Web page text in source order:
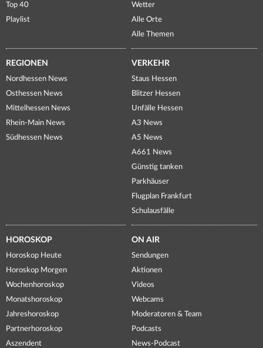
Top 40
Playlist
Wetter
Alle Orte
Alle Themen
REGIONEN
Nordhessen News
Osthessen News
Mittelhessen News
Rhein-Main News
Südhessen News
VERKEHR
Staus Hessen
Blitzer Hessen
Unfälle Hessen
A3 News
A5 News
A661 News
Günstig tanken
Parkhäuser
Flugplan Frankfurt
Schulausfälle
HOROSKOP
Horoskop Heute
Horoskop Morgen
Wochenhoroskop
Monatshoroskop
Jahreshoroskop
Partnerhoroskop
Aszendent
ON AIR
Sendungen
Aktionen
Videos
Webcams
Moderatoren & Team
Podcasts
News-Podcast